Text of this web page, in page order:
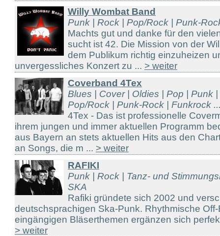
Willy Wombat Band
Punk | Rock | Pop/Rock | Punk-
Machts gut und danke für den
sucht ist 42. Die Mission von der
dem Publikum richtig einzuheizen
unvergessliches Konzert zu ... > weiter
Coverband 4Tex
Blues | Cover | Oldies | Pop | Punk
Pop/Rock | Punk-Rock | Funkrock
4Tex - Das ist professionelle
ihrem jungen und immer aktuellen Programm
aus Bayern an stets aktuellen Hits aus den
an Songs, die m ... > weiter
RAFIKI
Punk | Rock | Tanz- und
SKA
Rafiki gründete sich 2002 und
deutschsprachigen Ska-Punk. Rhythmische
eingängigen Bläserthemen ergänzen sich
> weiter